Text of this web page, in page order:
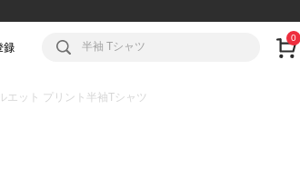
録
0
エット プリント半袖Tシャツ